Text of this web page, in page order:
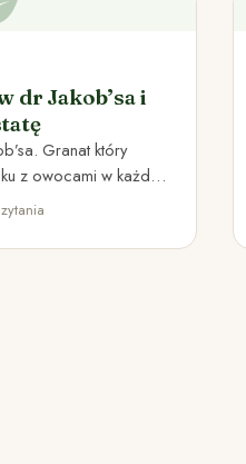
dr Jakob’sa i
Granat który
z owocami w każdym